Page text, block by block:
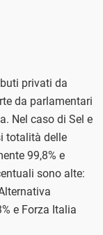
privati da
da parlamentari
Nel caso di Sel e
totalità delle
99,8% e
sono alte:
e Forza Italia